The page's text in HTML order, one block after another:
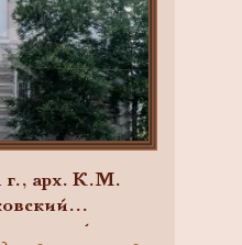
г., арх. К.М.